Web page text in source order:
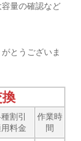
量の確認など
とうございま
割引
料金
作業時
間